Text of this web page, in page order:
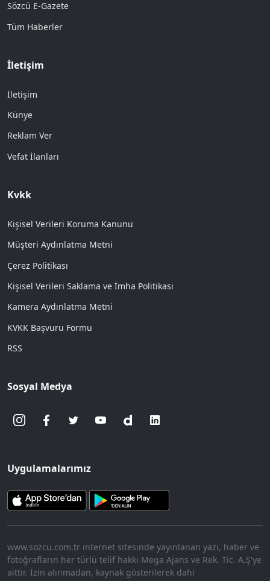
Sözcü E-Gazete
Tüm Haberler
İletişim
İletişim
Künye
Reklam Ver
Vefat İlanları
Kvkk
Kişisel Verileri Koruma Kanunu
Müşteri Aydınlatma Metni
Çerez Politikası
Kişisel Verileri Saklama ve İmha Politikası
Kamera Aydınlatma Metni
KVKK Başvuru Formu
RSS
Sosyal Medya
Uygulamalarımız
www.sozcu.com.tr internet sitesinde yayınlanan yazı, haber ve
fotoğrafların her türlü telif hakkı Mega Ajans ve Rek. Tic. A.Ş'ye
aittir. İzin alınmadan, kaynak gösterilerek dahi